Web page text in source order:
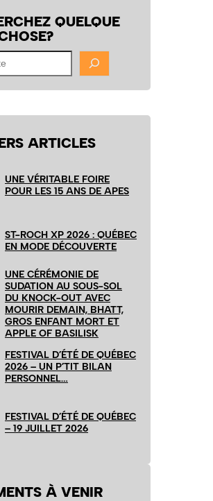
QUELQUE
ARTICLES
UNE VÉRITABLE FOIRE
POUR LES 15 ANS DE APES
ST-ROCH XP 2026 : QUÉBEC
EN MODE DÉCOUVERTE
UNE CÉRÉMONIE DE
SUDATION AU SOUS-SOL
DU KNOCK-OUT AVEC
MOURIR DEMAIN, BHATT,
GROS ENFANT MORT ET
APPLE OF BASILISK
FESTIVAL D’ÉTÉ DE QUÉBEC
2026 – UN P’TIT BILAN
PERSONNEL…
FESTIVAL D’ÉTÉ DE QUÉBEC
– 19 JUILLET 2026
À VENIR